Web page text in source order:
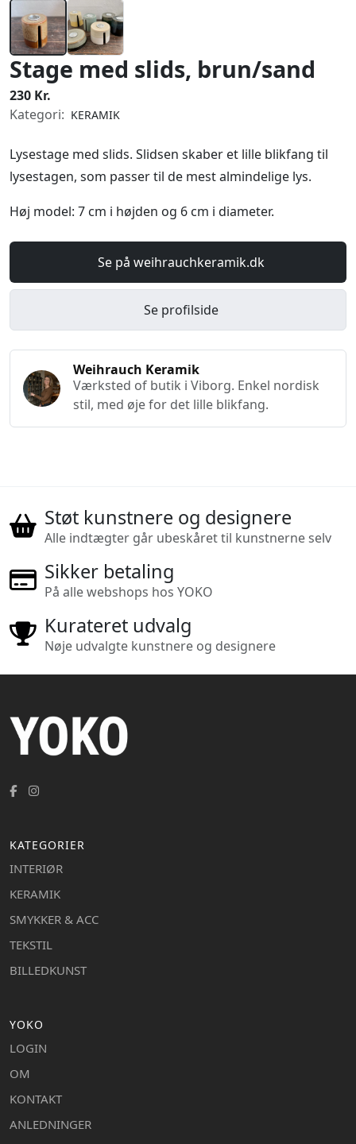
Stage med slids, brun/sand
230 Kr.
Kategori: KERAMIK
Lysestage med slids. Slidsen skaber et lille blikfang til
lysestagen, som passer til de mest almindelige lys.
Høj model: 7 cm i højden og 6 cm i diameter.
Se på weihrauchkeramik.dk
Se profilside
Weihrauch Keramik
Værksted of butik i Viborg. Enkel nordisk
stil, med øje for det lille blikfang.
Støt kunstnere og designere
Alle indtægter går ubeskåret til kunstnerne selv
Sikker betaling
På alle webshops hos YOKO
Kurateret udvalg
Nøje udvalgte kunstnere og designere
KATEGORIER
INTERIØR
KERAMIK
SMYKKER & ACC
TEKSTIL
BILLEDKUNST
YOKO
LOGIN
OM
KONTAKT
ANLEDNINGER